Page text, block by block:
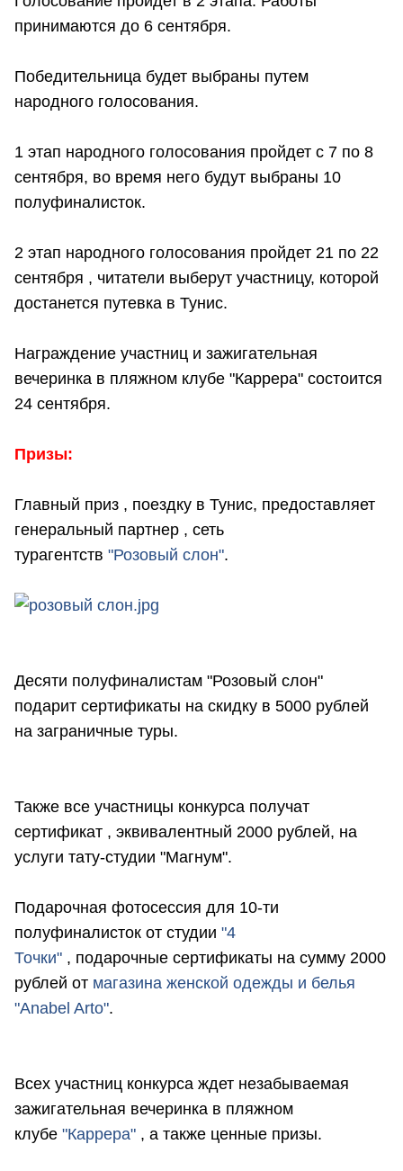
принимаются до 6 сентября.
Победительница будет выбраны путем
народного голосования.
1 этап народного голосования пройдет с 7 по 8
сентября, во время него будут выбраны 10
полуфиналисток.
2 этап народного голосования пройдет 21 по 22
сентября , читатели выберут участницу, которой
достанется путевка в Тунис.
Награждение участниц и зажигательная
вечеринка в пляжном клубе "Каррера" состоится
24 сентября.
Призы:
Главный приз , поездку в Тунис, предоставляет
генеральный партнер , сеть
турагентств "Розовый слон".
Десяти полуфиналистам "Розовый слон"
подарит сертификаты на скидку в 5000 рублей
на заграничные туры.
Также все участницы конкурса получат
сертификат , эквивалентный 2000 рублей, на
услуги тату-студии "Магнум".
Подарочная фотосессия для 10-ти
полуфиналисток от студии "4
Точки" , подарочные сертификаты на сумму 2000
рублей от магазина женской одежды и белья
"Anabel Arto".
Всех участниц конкурса ждет незабываемая
зажигательная вечеринка в пляжном
клубе "Каррера" , а также ценные призы.